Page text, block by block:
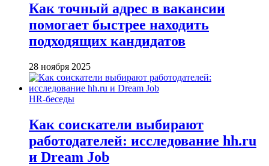
Как точный адрес в вакансии
помогает быстрее находить
подходящих кандидатов
28 ноября 2025
HR-беседы
Как соискатели выбирают
работодателей: исследование hh.ru
и Dream Job